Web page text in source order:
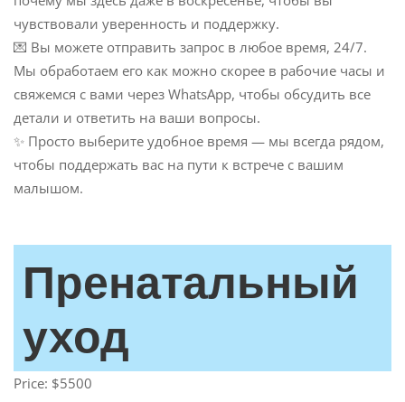
Пренатальный
уход
Price: $5500
чувствовали уверенность и поддержку.
💌 Вы можете отправить запрос в любое время, 24/7.
Мы обработаем его как можно скорее в рабочие часы и
свяжемся с вами через WhatsApp, чтобы обсудить все
детали и ответить на ваши вопросы.
✨ Просто выберите удобное время — мы всегда рядом,
чтобы поддержать вас на пути к встрече с вашим
малышом.